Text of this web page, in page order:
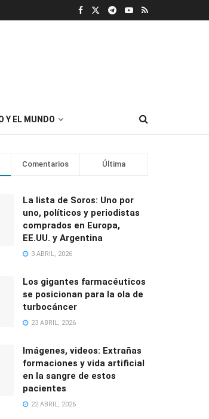
Y EL MUNDO
Comentarios Última
La lista de Soros: Uno por
uno, políticos y periodistas
comprados en Europa,
EE.UU. y Argentina
3 ABRIL, 2026
Los gigantes farmacéuticos
se posicionan para la ola de
turbocáncer
23 ABRIL, 2026
Imágenes, videos: Extrañas
formaciones y vida artificial
en la sangre de estos
pacientes
22 ABRIL, 2026